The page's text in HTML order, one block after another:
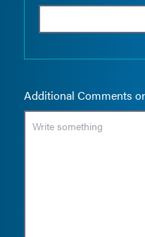
Additional Comments